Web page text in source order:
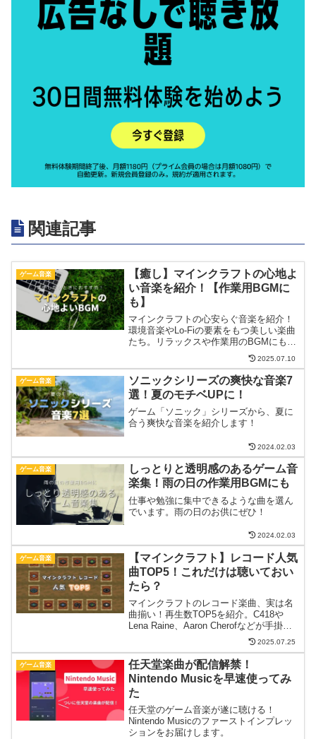
関連記事
ゲーム音楽
【癒し】マインクラフトの心地よ
い音楽を紹介！【作業用BGMに
も】
マインクラフトの心安らぐ音楽を紹介！
環境音楽やLo-Fiの要素をもつ美しい楽曲
たち。リラックスや作業用のBGMにもお
2025.07.10
ゲーム音楽
ソニックシリーズの爽快な音楽7
選！夏のモチベUPに！
ゲーム「ソニック」シリーズから、夏に
合う爽快な音楽を紹介します！
2024.02.03
ゲーム音楽
しっとりと透明感のあるゲーム音
楽集！雨の日の作業用BGMにも
仕事や勉強に集中できるような曲を選ん
でいます。雨の日のお供にぜひ！
2024.02.03
ゲーム音楽
【マインクラフト】レコード人気
曲TOP5！これだけは聴いておい
たら？
マインクラフトのレコード楽曲、実は名
曲揃い！再生数TOP5を紹介。C418や
Lena Raine、Aaron Cherofなどが手掛け
2025.07.25
ゲーム音楽
任天堂楽曲が配信解禁！
Nintendo Musicを早速使ってみ
た
任天堂のゲーム音楽が遂に聴ける！
Nintendo Musicのファーストインプレッ
ションをお届けします。